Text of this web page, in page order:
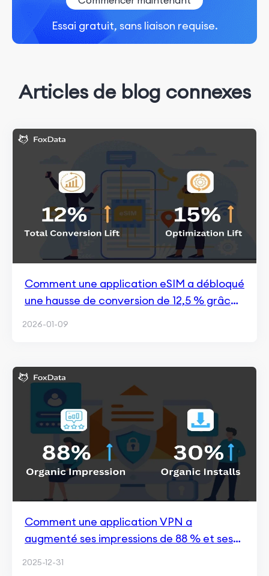
Essai gratuit, sans liaison requise.
Articles de blog connexes
Comment une application eSIM a débloqué
une hausse de conversion de 12,5 % grâce
2026-01-09
Comment une application VPN a
augmenté ses impressions de 88 % et ses
2025-12-31